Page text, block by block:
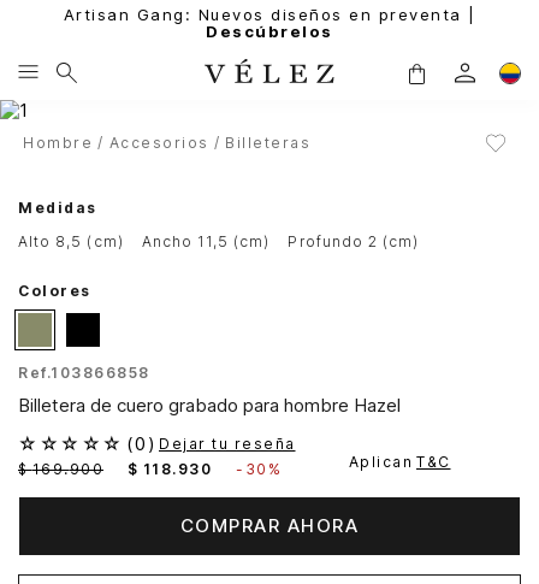
Artisan Gang: Nuevos diseños en preventa |
Descúbrelos
Hombre Accesorios Billeteras
Medidas
alto 8,5 (cm)
ancho 11,5 (cm) profundo 2 (cm)
Colores
Ref.103866858
Billetera de cuero grabado para hombre Hazel
☆ ☆ ☆ ☆ ☆ (0 ) Dejar tu reseña
$ 169.900 $ 118. 930 - 30% Aplican T&C
COMPRAR AHORA